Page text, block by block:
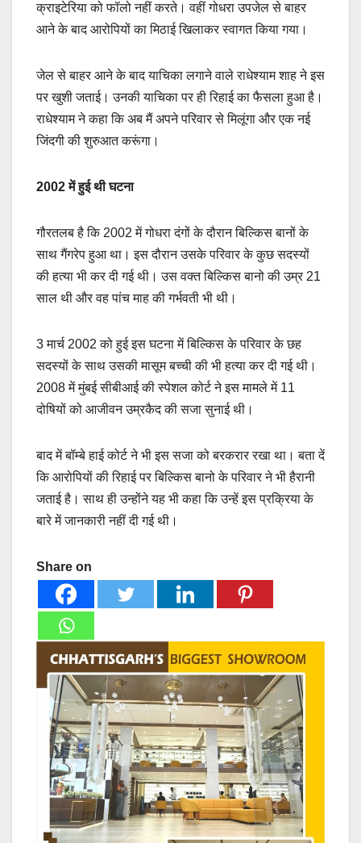
क्राइटेरिया को फॉलो नहीं करते। वहीं गोधरा उपजेल से बाहर
आने के बाद आरोपियों का मिठाई खिलाकर स्वागत किया गया।
जेल से बाहर आने के बाद याचिका लगाने वाले राधेश्याम शाह ने इस
पर खुशी जताई। उनकी याचिका पर ही रिहाई का फैसला हुआ है।
राधेश्याम ने कहा कि अब मैं अपने परिवार से मिलूंगा और एक नई
जिंदगी की शुरुआत करूंगा।
2002 में हुई थी घटना
गौरतलब है कि 2002 में गोधरा दंगों के दौरान बिल्किस बानों के
साथ गैंगरेप हुआ था। इस दौरान उसके परिवार के कुछ सदस्यों
की हत्या भी कर दी गई थी। उस वक्त बिल्किस बानो की उम्र 21
साल थी और वह पांच माह की गर्भवती भी थी।
3 मार्च 2002 को हुई इस घटना में बिल्किस के परिवार के छह
सदस्यों के साथ उसकी मासूम बच्ची की भी हत्या कर दी गई थी।
2008 में मुंबई सीबीआई की स्पेशल कोर्ट ने इस मामले में 11
दोषियों को आजीवन उम्रकैद की सजा सुनाई थी।
बाद में बॉम्बे हाई कोर्ट ने भी इस सजा को बरकरार रखा था। बता दें
कि आरोपियों की रिहाई पर बिल्किस बानो के परिवार ने भी हैरानी
जताई है। साथ ही उन्होंने यह भी कहा कि उन्हें इस प्रक्रिया के
बारे में जानकारी नहीं दी गई थी।
Share on